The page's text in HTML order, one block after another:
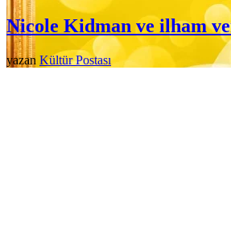
Nicole Kidman ve ilham
yazan Kültür Postası